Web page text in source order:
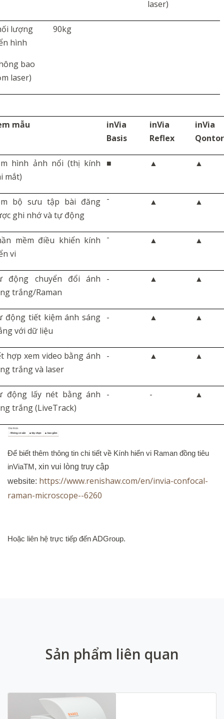
laser)
lượng
hình
bao
laser)
90kg
mẫu
inVia
Basis
inVia
Reflex
inVia
Qontor
hình ảnh nổi (thị kính
mắt)
■ ▲ ▲
bộ sưu tập bài đăng
ghi nhớ và tự động
- ▲ ▲
mềm điều khiển kính
vi
- ▲ ▲
động chuyển đổi ánh
trắng/Raman
- ▲ ▲
động tiết kiệm ánh sáng
với dữ liệu
- ▲ ▲
hợp xem video bằng ánh
trắng và laser
- ▲ ▲
động lấy nét bằng ánh
trắng (LiveTrack)
- - ▲
Để biết thêm thông tin chi tiết về Kính hiển vi Raman đồng tiêu
inViaTM, xin vui lòng truy cập
website: https://www.renishaw.com/en/invia-confocal-
raman-microscope--6260
Hoặc liên hệ trực tiếp đến ADGroup.
Sản phẩm liên quan